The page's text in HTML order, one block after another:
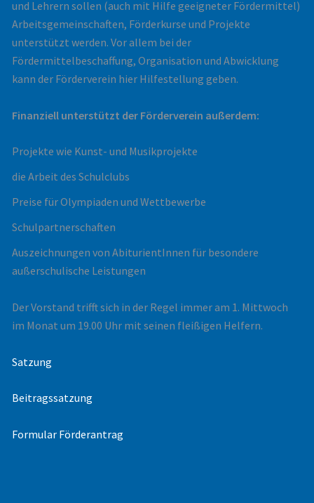
und Lehrern sollen (auch mit Hilfe geeigneter Fördermittel)
Arbeitsgemeinschaften, Förderkurse und Projekte
unterstützt werden. Vor allem bei der
Fördermittelbeschaffung, Organisation und Abwicklung
kann der Förderverein hier Hilfestellung geben.
Finanziell unterstützt der Förderverein außerdem:
Projekte wie Kunst- und Musikprojekte
die Arbeit des Schulclubs
Preise für Olympiaden und Wettbewerbe
Schulpartnerschaften
Auszeichnungen von AbiturientInnen für besondere
außerschulische Leistungen
Der Vorstand trifft sich in der Regel immer am 1. Mittwoch
im Monat um 19.00 Uhr mit seinen fleißigen Helfern.
Satzung
Beitragssatzung
Formular Förderantrag